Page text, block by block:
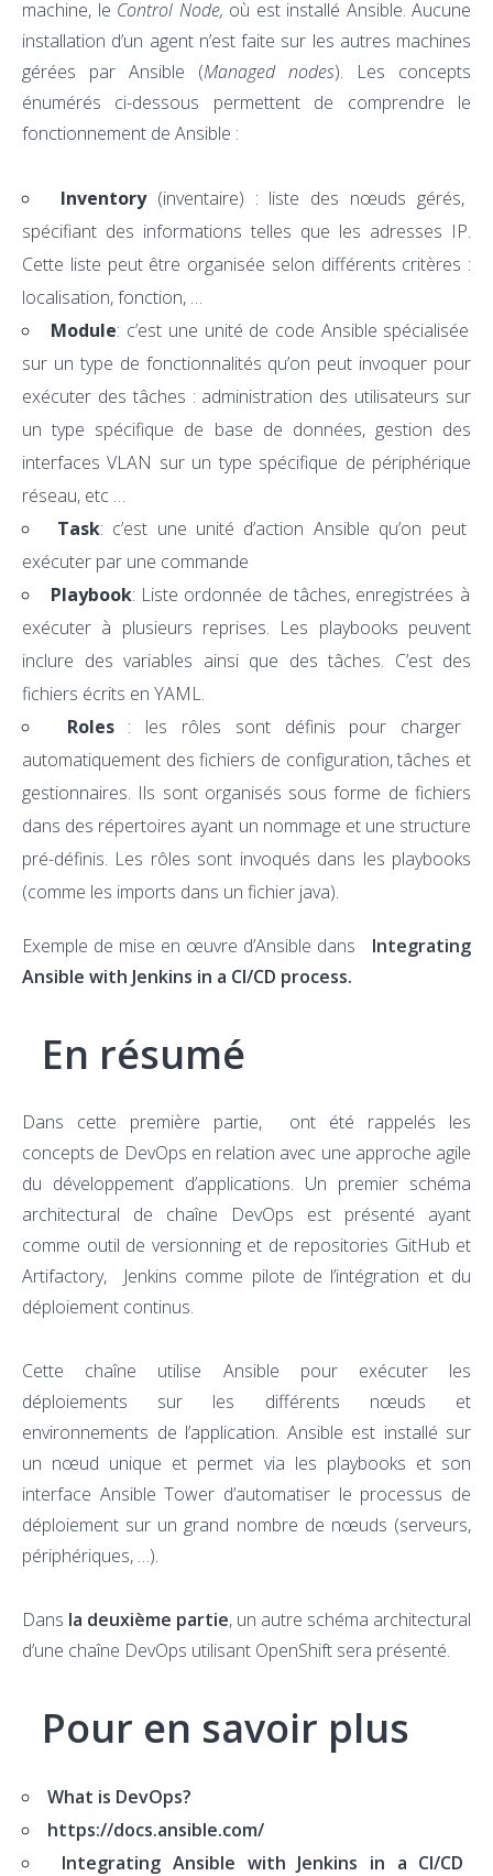
machine, le Control Node, où est installé Ansible. Aucune
installation d’un agent n’est faite sur les autres machines
gérées par Ansible (Managed nodes). Les concepts
énumérés ci-dessous permettent de comprendre le
fonctionnement de Ansible :
Inventory(inventaire) : liste des nœuds gérés,
spécifiant des informations telles que les adresses IP.
Cette liste peut être organisée selon différents critères :
localisation, fonction, …
Module: c’est une unité de code Ansible spécialisée
sur un type de fonctionnalités qu’on peut invoquer pour
exécuter des tâches : administration des utilisateurs sur
un type spécifique de base de données, gestion des
interfaces VLAN sur un type spécifique de périphérique
réseau, etc …
Task: c’est une unité d’action Ansible qu’on peut
exécuter par une commande
Playbook: Liste ordonnée de tâches, enregistrées à
exécuter à plusieurs reprises. Les playbooks peuvent
inclure des variables ainsi que des tâches. C’est des
fichiers écrits en YAML.
Roles : les rôles sont définis pour charger
automatiquement des fichiers de configuration, tâches et
gestionnaires. Ils sont organisés sous forme de fichiers
dans des répertoires ayant un nommage et une structure
pré-définis. Les rôles sont invoqués dans les playbooks
(comme les imports dans un fichier java).
Exemple de mise en œuvre d’Ansible dans Integrating
Ansible with Jenkins in a CI/CD process.
En résumé
Dans cette première partie, ont été rappelés les
concepts de DevOps en relation avec une approche agile
du développement d’applications. Un premier schéma
architectural de chaîne DevOps est présenté ayant
comme outil de versionning et de repositories GitHub et
Artifactory, Jenkins comme pilote de l’intégration et du
déploiement continus.
Cette chaîne utilise Ansible pour exécuter les
déploiements sur les différents nœuds et
environnements de l’application. Ansible est installé sur
un nœud unique et permet via les playbooks et son
interface Ansible Tower d’automatiser le processus de
déploiement sur un grand nombre de nœuds (serveurs,
périphériques, …).
Dans la deuxième partie, un autre schéma architectural
d’une chaîne DevOps utilisant OpenShift sera présenté.
Pour en savoir plus
What is DevOps?
https://docs.ansible.com/
Integrating Ansible with Jenkins in a CI/CD